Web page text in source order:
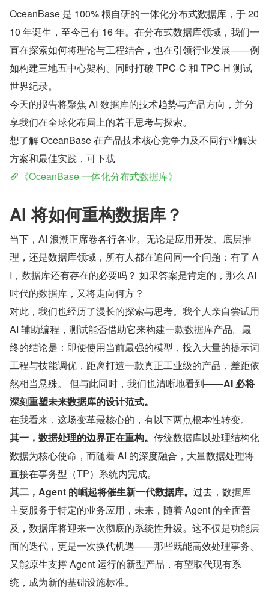
OceanBase 是 100% 根自研的一体化分布式数据库，于 20
10 年诞生，至今已有 16 年。在分布式数据库领域，我们一
直在探索如何将理论与工程结合，也在引领行业发展——例
如构建三地五中心架构、同时打破 TPC-C 和 TPC-H 测试
世界纪录。
今天的报告将聚焦 AI 数据库的技术趋势与产品方向，并分
享我们在全球化布局上的若干思考与探索。
想了解 OceanBase 在产品技术核心竞争力及不同行业解决
方案和最佳实践，可下载
《OceanBase 一体化分布式数据库》
AI 将如何重构数据库？
当下，AI 浪潮正席卷各行各业。无论是应用开发、底层推
理，还是数据库领域，所有人都在追问同一个问题：有了 A
I，数据库还有存在的必要吗？ 如果答案是肯定的，那么 AI
时代的数据库，又将走向何方？
对此，我们也经历了漫长的探索与思考。我个人亲自尝试用
AI 辅助编程，测试能否借助它来构建一款数据库产品。最
终的结论是：即便使用当前最强的模型，投入大量的提示词
工程与技能调优，距离打造一款真正工业级的产品，差距依
然相当悬殊。 但与此同时，我们也清晰地看到——AI 必将
深刻重塑未来数据库的设计范式。
在我看来，这场变革最核心的，有以下两点根本性转变。
其一，数据处理的边界正在重构。 传统数据库以处理结构化
数据为核心使命，而随着 AI 的深度融合，大量数据处理将
直接在事务型（TP）系统内完成。
其二，Agent 的崛起将催生新一代数据库。 过去，数据库
主要服务于特定的业务应用，未来，随着 Agent 的全面普
及，数据库将迎来一次彻底的系统性升级。这不仅是功能层
面的迭代，更是一次换代机遇——那些既能高效处理事务、
又能原生支撑 Agent 运行的新型产品，有望取代现有系
统，成为新的基础设施标准。